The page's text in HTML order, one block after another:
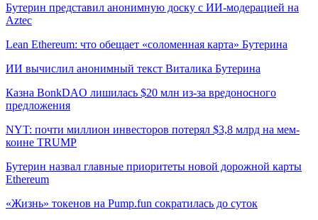
Бутерин представил анонимную доску с ИИ-модерацией на
Aztec
Lean Ethereum: что обещает «соломенная карта» Бутерина
ИИ вычислил анонимный текст Виталика Бутерина
Казна BonkDAO лишилась $20 млн из-за вредоносного
предложения
NYT: почти миллион инвесторов потерял $3,8 млрд на мем-
коине TRUMP
Бутерин назвал главные приоритеты новой дорожной карты
Ethereum
«Жизнь» токенов на Pump.fun сократилась до суток